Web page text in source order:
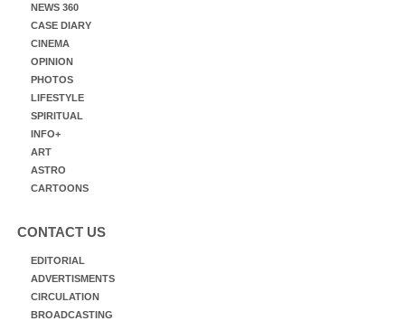
NEWS 360
CASE DIARY
CINEMA
OPINION
PHOTOS
LIFESTYLE
SPIRITUAL
INFO+
ART
ASTRO
CARTOONS
CONTACT US
EDITORIAL
ADVERTISMENTS
CIRCULATION
BROADCASTING